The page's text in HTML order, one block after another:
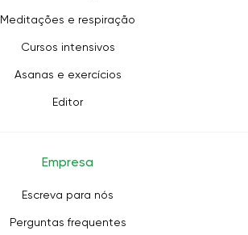
Meditações e respiração
Cursos intensivos
Asanas e exercícios
Editor
Empresa
Escreva para nós
Perguntas frequentes